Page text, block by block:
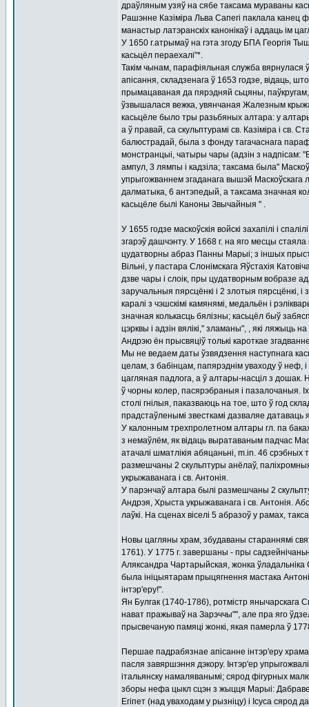
драўляным узяў на сябе таксама мураваны
Рашэнне Казіміра Льва Сапегі паклала
манастыр латэранскіх канонікаў і аддаць ім
У 1650 г.атрымаў на гэта згоду БПА Георгія
касьцёл пераехалі"*.
Такім чынам, парафіяльная служба
апісання, складзенага ў 1653 годзе, відаць,
прымацаваная да пярэдняй сьцяны,
ўзвышалася вежка, увянчаная Жалезным
касьцёле было тры разьбяных алтара: у
а ў правай, са скульптурамі св. Казіміра і св.
балюстрадай, была з фонду тагачаснага
монстранцыі, чатыры чары (адзін з надпісам:
ампул, 3 лямпы і кадзіла; таксама была"
упрыгожваннем згаданага вышэй Маскоўскага
далматыка, 6 антэпедый, а таксама значная
касьцёле былі Каноны Звычайныя " .
У 1655 годзе маскоўскія войскі захапілі і
згарэў дашчэнту. У 1668 г. на яго месцы
цудатворны абраз Панны Марыі; з іншых
Вільні, у пастара Слонімскага Яўстахія
дзве чары і слоік, пры цудатворным вобразе
заручальныя пярсцёнкі і 2 злотыя пярсцёнкі,
каралі з чэшскімі камянямі, медальён і
значная колькасць бялізны; касьцёл быў
цэрквы і адзін вялікі," зламаны", , які ляжыць
Андрэю ён прысвяціў толькі кароткае
Мы не ведаем даты ўзвядзення наступнага
целам, з бабінцам, папярэднім уваходу ў
цагляная падлога, а ў алтары-насціл з
ў чорны колер, пасярэбраныя і пазалочаныя.
столі гнілыя, паказваюць на тое, што ў год
прадстаўленымі звесткамі дазваляе датаваць
У калонным трехпролетном алтары гл. па
з немаўлём, як відаць выратаваным падчас
атачалі шматлікія абяцаньні, m.in. 46 срэбных
размешчаны 2 скульптуры анёлаў,
укрыжаванага і св. Антонія.
У парэнчаў алтара былі размешчаны 2
Андрэя, Хрыста укрыжаванага і св. Антонія.
лаўкі. На сценах віселі 5 абразоў у рамах,
Новы цагляны храм, збудаваны стараннямі
1761). У 1775 г. завершаны - пры
Аляксандра Чартарыйская, жонка ўладальніка
была ініцыятарам прыцягнення мастака
інтэр'еру!".
Ян Булгак (1740-1786), ротмістр янычарскага
нават пражываў на Зарэччы"", але пра яго
прысвечаную памяці жонкі, якая памерла ў
Першае падрабязнае апісанне інтэр'еру
пасля завяршэння дэкору. Інтэр'ер
італьянску намаляванымі; сярод фігурных
зборы нефа цыкл сцэн з жыцця Марыі:
Егіпет (над уваходам у рызніцу) і Ісуса сярод